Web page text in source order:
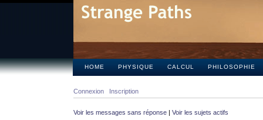
HOME PHYSIQUE CALCUL PHILOSOPHIE
Connexion Inscription
Voir les messages sans réponse | Voir les sujets actifs